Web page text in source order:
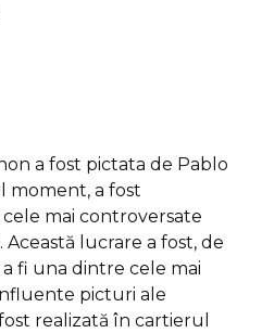
a fost pictata de Pablo
moment, a fost
mai controversate
lucrare a fost, de
fi una dintre cele mai
picturi ale
realizată în cartierul